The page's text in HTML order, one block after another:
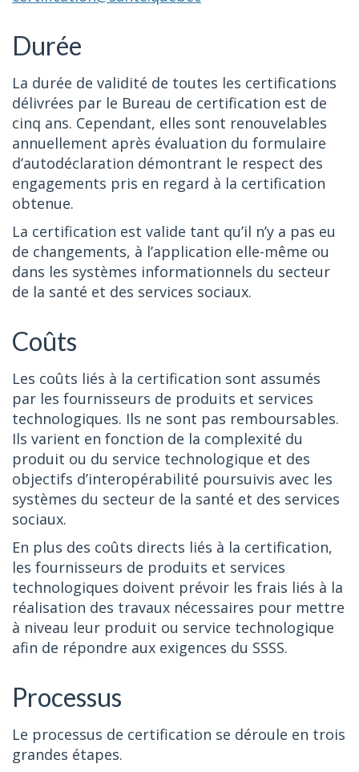
Durée
La durée de validité de toutes les certifications
délivrées par le Bureau de certification est de
cinq ans. Cependant, elles sont renouvelables
annuellement après évaluation du formulaire
d’autodéclaration démontrant le respect des
engagements pris en regard à la certification
obtenue.
La certification est valide tant qu’il n’y a pas eu
de changements, à l’application elle-même ou
dans les systèmes informationnels du secteur
de la santé et des services sociaux.
Coûts
Les coûts liés à la certification sont assumés
par les fournisseurs de produits et services
technologiques. Ils ne sont pas remboursables.
Ils varient en fonction de la complexité du
produit ou du service technologique et des
objectifs d’interopérabilité poursuivis avec les
systèmes du secteur de la santé et des services
sociaux.
En plus des coûts directs liés à la certification,
les fournisseurs de produits et services
technologiques doivent prévoir les frais liés à la
réalisation des travaux nécessaires pour mettre
à niveau leur produit ou service technologique
afin de répondre aux exigences du SSSS.
Processus
Le processus de certification se déroule en trois
grandes étapes.